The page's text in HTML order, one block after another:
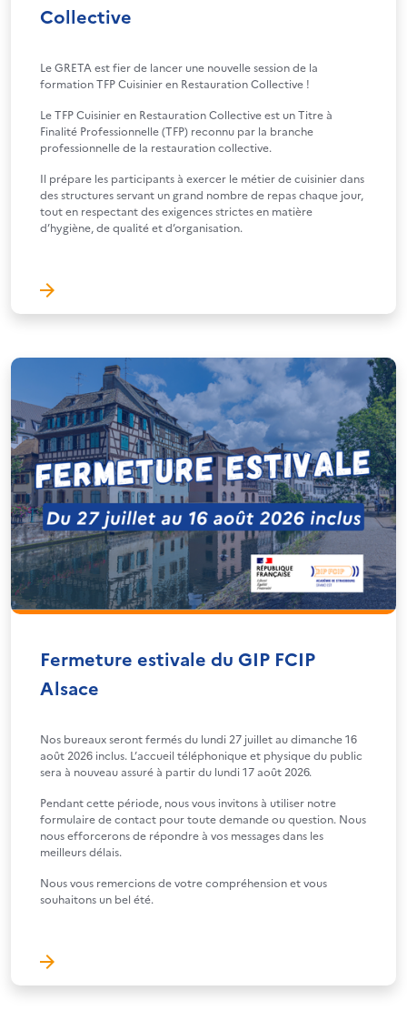
Collective
Le GRETA est fier de lancer une nouvelle session de la
formation TFP Cuisinier en Restauration Collective !
Le TFP Cuisinier en Restauration Collective est un Titre à
Finalité Professionnelle (TFP) reconnu par la branche
professionnelle de la restauration collective.
Il prépare les participants à exercer le métier de cuisinier dans
des structures servant un grand nombre de repas chaque jour,
tout en respectant des exigences strictes en matière
d’hygiène, de qualité et d’organisation.
Fermeture estivale du GIP FCIP
Alsace
Nos bureaux seront fermés du lundi 27 juillet au dimanche 16
août 2026 inclus. L’accueil téléphonique et physique du public
sera à nouveau assuré à partir du lundi 17 août 2026.
Pendant cette période, nous vous invitons à utiliser notre
formulaire de contact pour toute demande ou question. Nous
nous efforcerons de répondre à vos messages dans les
meilleurs délais.
Nous vous remercions de votre compréhension et vous
souhaitons un bel été.